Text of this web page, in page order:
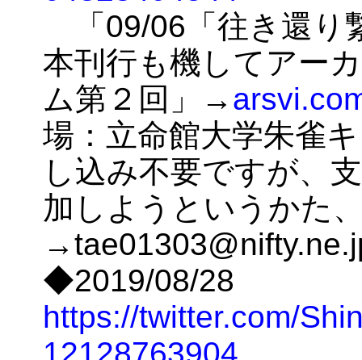
「09/06「往き還り
本刊行も機してアー
ム第２回」→
場：立命館大学朱雀
し込み不要ですが、
加しようというかた
◆2019/08/28
https://twitter.com/
12128763904